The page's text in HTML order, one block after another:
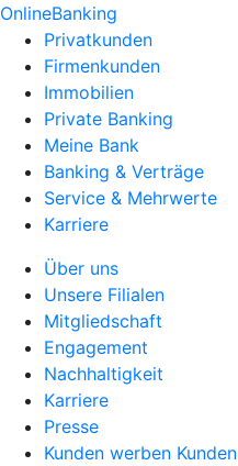
OnlineBanking
Privatkunden
Firmenkunden
Immobilien
Private Banking
Meine Bank
Banking & Verträge
Service & Mehrwerte
Karriere
Über uns
Unsere Filialen
Mitgliedschaft
Engagement
Nachhaltigkeit
Karriere
Presse
Kunden werben Kunden